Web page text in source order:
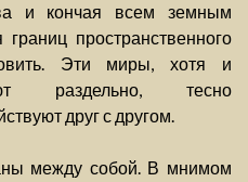
и кончая всем земным
пространственного
Эти миры, хотя и
раздельно, тесно
друг с другом.
между собой. В мнимом